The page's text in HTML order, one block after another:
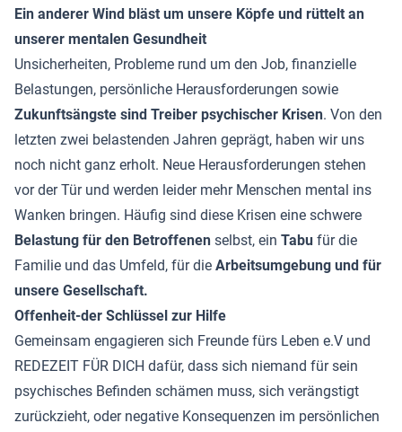
Ein anderer Wind bläst um unsere Köpfe und rüttelt an
unserer mentalen Gesundheit
Unsicherheiten, Probleme rund um den Job, finanzielle
Belastungen, persönliche Herausforderungen sowie
Zukunftsängste sind Treiber psychischer Krisen. Von den
letzten zwei belastenden Jahren geprägt, haben wir uns
noch nicht ganz erholt. Neue Herausforderungen stehen
vor der Tür und werden leider mehr Menschen mental ins
Wanken bringen. Häufig sind diese Krisen eine schwere
Belastung für den Betroffenen selbst, ein Tabu für die
Familie und das Umfeld, für die Arbeitsumgebung und für
unsere Gesellschaft.
Offenheit-der Schlüssel zur Hilfe
Gemeinsam engagieren sich Freunde fürs Leben e.V und
REDEZEIT FÜR DICH dafür, dass sich niemand für sein
psychisches Befinden schämen muss, sich verängstigt
zurückzieht, oder negative Konsequenzen im persönlichen